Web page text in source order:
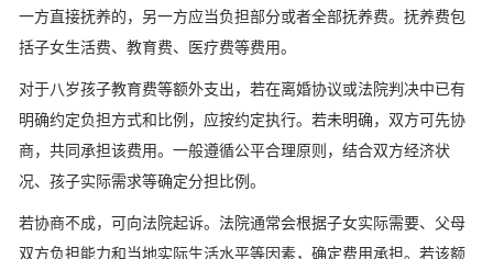
一方直接抚养的，另一方应当负担部分或者全部抚养费。抚养费包
括子女生活费、教育费、医疗费等费用。
对于八岁孩子教育费等额外支出，若在离婚协议或法院判决中已有
明确约定负担方式和比例，应按约定执行。若未明确，双方可先协
商，共同承担该费用。一般遵循公平合理原则，结合双方经济状
况、孩子实际需求等确定分担比例。
若协商不成，可向法院起诉。法院通常会根据子女实际需要、父母
双方负担能力和当地实际生活水平等因素，确定费用承担。若该额